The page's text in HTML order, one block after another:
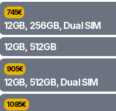
745€
12GB, 256GB, Dual SIM
12GB, 512GB
905€
12GB, 512GB, Dual SIM
1085€